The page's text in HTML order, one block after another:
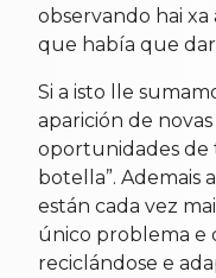
observando hai
que había que dar
Si a isto lle
aparición de
oportunidades de
botella”. Ademais
están cada vez
único problema e
reciclándose e